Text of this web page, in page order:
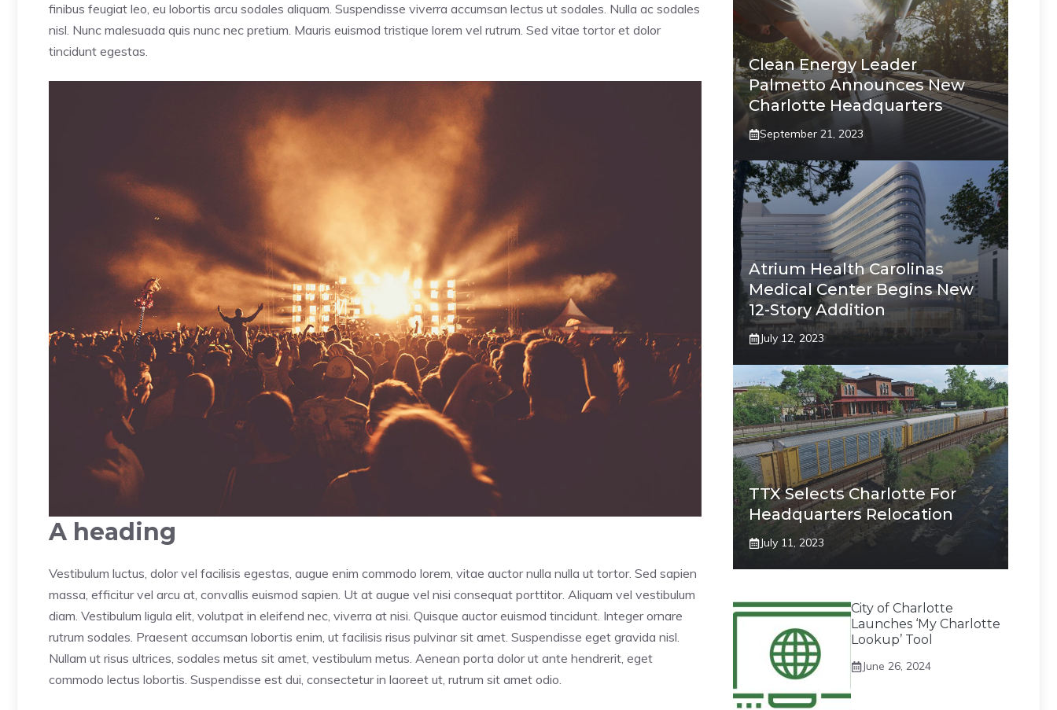
finibus feugiat leo, eu lobortis arcu sodales aliquam. Suspendisse viverra accumsan lectus ut sodales. Nulla ac sodales
nisl. Nunc malesuada quis nunc nec pretium. Mauris euismod tristique lorem vel rutrum. Sed vitae tortor et dolor
tincidunt egestas.
A heading
Vestibulum luctus, dolor vel facilisis egestas, augue enim commodo lorem, vitae auctor nulla nulla ut tortor. Sed sapien
massa, efficitur vel arcu at, convallis euismod sapien. Ut at augue vel nisi consequat porttitor. Aliquam vel vestibulum
diam. Vestibulum ligula elit, volutpat in eleifend nec, viverra at nisi. Quisque auctor euismod tincidunt. Integer ornare
rutrum sodales. Praesent accumsan lobortis enim, ut facilisis risus pulvinar sit amet. Suspendisse eget gravida nisl.
Nullam ut risus ultrices, sodales metus sit amet, vestibulum metus. Aenean porta dolor ut ante hendrerit, eget
commodo lectus lobortis. Suspendisse est dui, consectetur in laoreet ut, rutrum sit amet odio.
Clean Energy Leader
Palmetto Announces New
Charlotte Headquarters
September 21, 2023
Atrium Health Carolinas
Medical Center Begins New
12-Story Addition
July 12, 2023
TTX Selects Charlotte For
Headquarters Relocation
July 11, 2023
City of Charlotte
Launches ‘My Charlotte
Lookup’ Tool
June 26, 2024